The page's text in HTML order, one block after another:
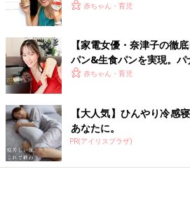
赤ちゃん・育児
【家電女優・奈津子の徹
パン&生食パンを実現。パ
は食卓の救世主だった
赤ちゃん・育児
【大人気】ひんやり冷感
あなたに。
PR(アイリスプラザ)